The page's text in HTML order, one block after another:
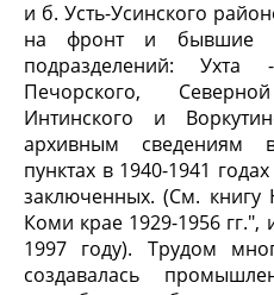
и б. Усть-Усинского
на фронт и бывшие
подразделений:
Печорского,
Интинского и
архивным сведениям
пунктах в 1940-1941
заключенных. (См.
Коми крае 1929-1956
1997 году). Трудом
создавалась